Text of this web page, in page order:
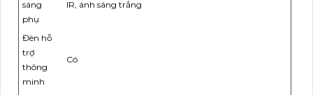
sáng
phụ
IR, ánh sáng trắng
Đèn hỗ
trợ
thông
minh
Có